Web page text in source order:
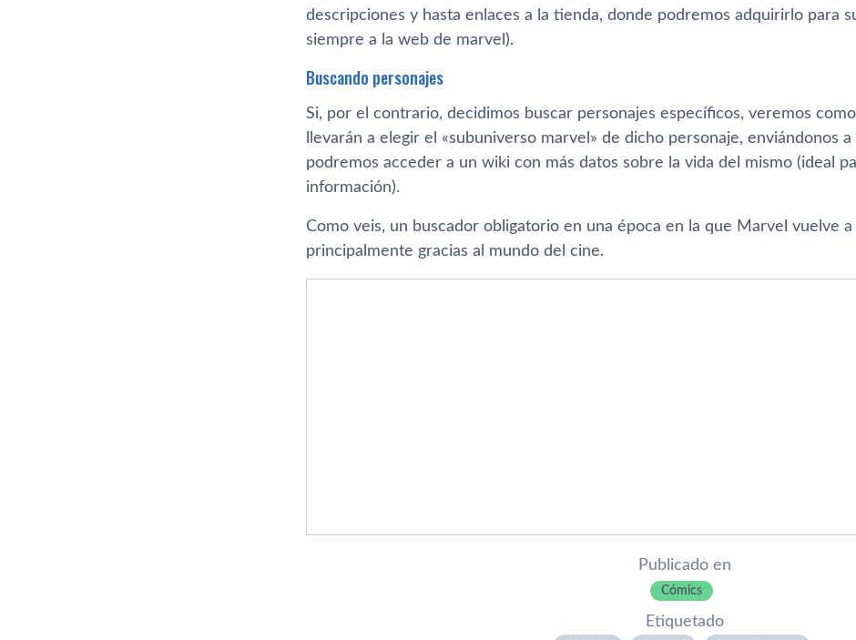
descripciones y hasta enlaces a la tienda, donde podremos adquirirlo para
siempre a la web de marvel).
Buscando personajes
Si, por el contrario, decidimos buscar personajes especí­ficos, veremos
llevarán a elegir el «subuniverso marvel» de dicho personaje, enviándonos
podremos acceder a un wiki con más datos sobre la vida del mismo (ideal
información).
Como veis, un buscador obligatorio en una época en la que Marvel vuelve
principalmente gracias al mundo del cine.
Publicado en
Cómics
Etiquetado